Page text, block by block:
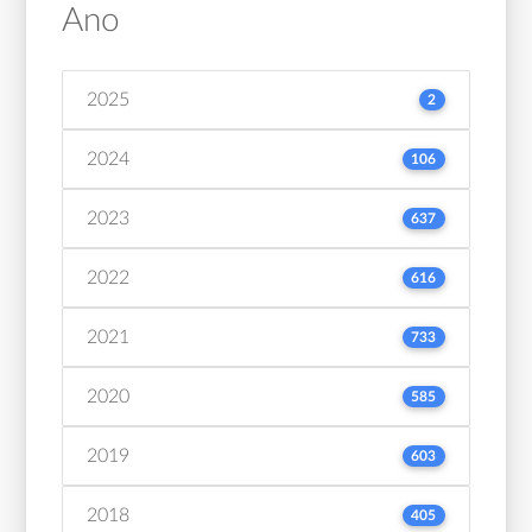
Ano
2025 2
2024 106
2023 637
2022 616
2021 733
2020 585
2019 603
2018 405